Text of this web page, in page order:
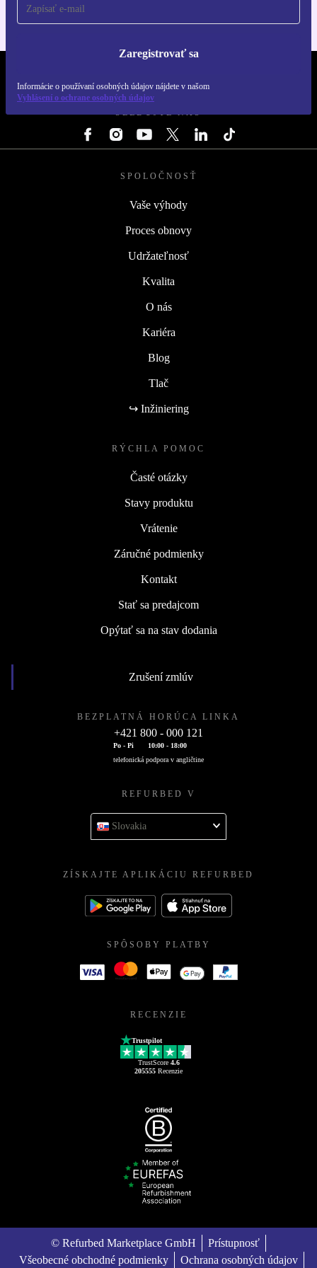
Zaregistrovať sa
Informácie o používaní osobných údajov nájdete v našom
Vyhlásení o ochrane osobných údajov
SLEDUJTE NÁS
SPOLOČNOSŤ
Vaše výhody
Proces obnovy
Udržateľnosť
Kvalita
O nás
Kariéra
Blog
Tlač
↪ Inžiniering
RÝCHLA POMOC
Časté otázky
Stavy produktu
Vrátenie
Záručné podmienky
Kontakt
Stať sa predajcom
Opýtať sa na stav dodania
Zrušení zmlúv
BEZPLATNÁ HORÚCA LINKA
+421 800 - 000 121
Po - Pi
10:00 - 18:00
telefonická podpora v angličtine
REFURBED V
Slovakia
ZÍSKAJTE APLIKÁCIU REFURBED
SPÔSOBY PLATBY
RECENZIE
Trustpilot
TrustScore 4.6
205555 Recenzie
© Refurbed Marketplace GmbH
Prístupnosť
Všeobecné obchodné podmienky
Ochrana osobných údajov